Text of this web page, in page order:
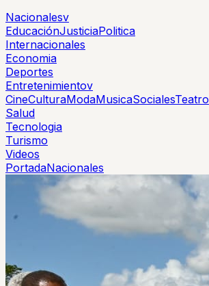
Nacionalesv
EducaciónJusticiaPolitica
Internacionales
Economia
Deportes
Entretenimientov
CineCulturaModaMusicaSocialesTeatro
Salud
Tecnologia
Turismo
Videos
PortadaNacionales